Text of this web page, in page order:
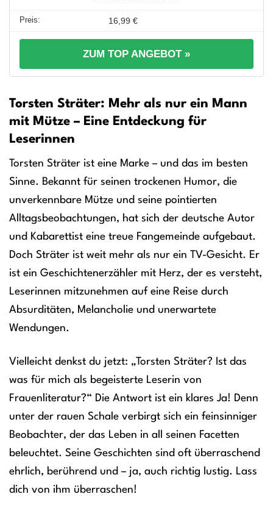
16,99 €
ZUM TOP ANGEBOT »
Torsten Sträter: Mehr als nur ein Mann
mit Mütze – Eine Entdeckung für
Leserinnen
Torsten Sträter ist eine Marke – und das im besten
Sinne. Bekannt für seinen trockenen Humor, die
unverkennbare Mütze und seine pointierten
Alltagsbeobachtungen, hat sich der deutsche Autor
und Kabarettist eine treue Fangemeinde aufgebaut.
Doch Sträter ist weit mehr als nur ein TV-Gesicht. Er
ist ein Geschichtenerzähler mit Herz, der es versteht,
Leserinnen mitzunehmen auf eine Reise durch
Absurditäten, Melancholie und unerwartete
Wendungen.
Vielleicht denkst du jetzt: „Torsten Sträter? Ist das
was für mich als begeisterte Leserin von
Frauenliteratur?“ Die Antwort ist ein klares Ja! Denn
unter der rauen Schale verbirgt sich ein feinsinniger
Beobachter, der das Leben in all seinen Facetten
beleuchtet. Seine Geschichten sind oft überraschend
ehrlich, berührend und – ja, auch richtig lustig. Lass
dich von ihm überraschen!